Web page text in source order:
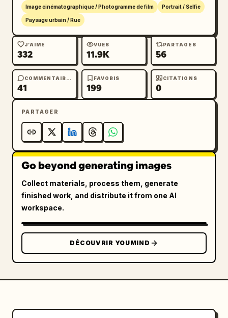
Style : éditorial de mode mêlé à du réalisme
nette, texture de peau réaliste, plage
dynamique élevée.
Image cinématographique / Photogramme de film Portrait / Selfie
Paysage urbain / Rue
J’AIME
332
VUES
11.9K
PARTAGES
56
COMMENTAIRES
41
FAVORIS
199
CITATIONS
0
PARTAGER
Go beyond generating images
Collect materials, process them, generate
finished work, and distribute it from one AI
workspace.
DÉCOUVRIR YOUMIND